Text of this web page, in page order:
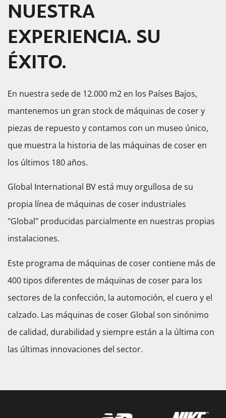
NUESTRA
EXPERIENCIA. SU
ÉXITO.
En nuestra sede de 12.000 m2 en los Países Bajos,
mantenemos un gran stock de máquinas de coser y
piezas de repuesto y contamos con un museo único,
que muestra la historia de las máquinas de coser en
los últimos 180 años.
Global International BV está muy orgullosa de su
propia línea de máquinas de coser industriales
"Global" producidas parcialmente en nuestras propias
instalaciones.
Este programa de máquinas de coser contiene más de
400 tipos diferentes de máquinas de coser para los
sectores de la confección, la automoción, el cuero y el
calzado. Las máquinas de coser Global son sinónimo
de calidad, durabilidad y siempre están a la última con
las últimas innovaciones del sector.